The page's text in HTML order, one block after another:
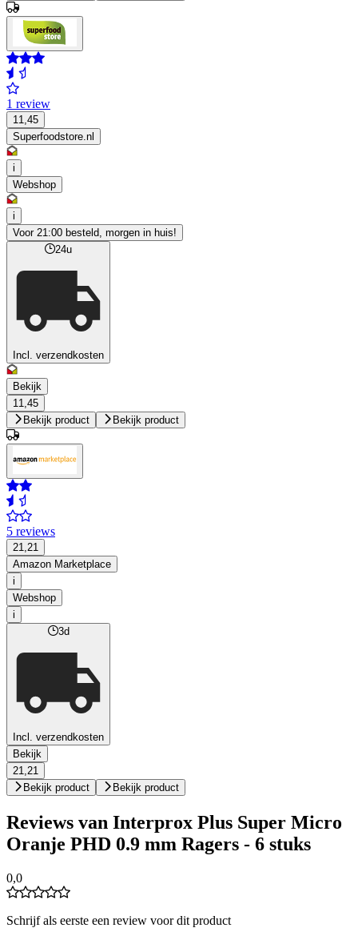
1 review
11,45
Superfoodstore.nl
i
Webshop
i
Voor 21:00 besteld, morgen in huis!
24u
Incl. verzendkosten
Bekijk
11,45
Bekijk product
Bekijk product
5 reviews
21,21
Amazon Marketplace
i
Webshop
i
3d
Incl. verzendkosten
Bekijk
21,21
Bekijk product
Bekijk product
Reviews van Interprox Plus Super Micro
Oranje PHD 0.9 mm Ragers - 6 stuks
0,0
Schrijf als eerste een review voor dit product